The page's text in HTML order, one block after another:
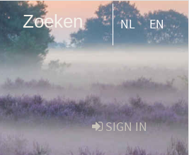
Zoeken NL EN
SIGN IN